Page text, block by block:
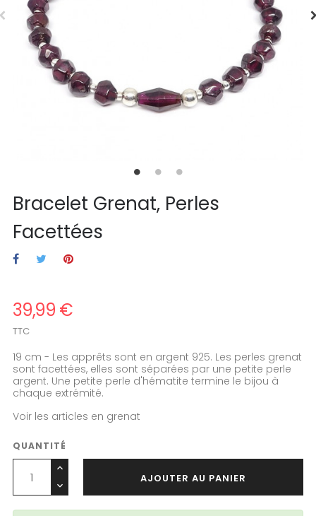
Bracelet Grenat, Perles
Facettées
39,99 €
TTC
19 cm - Les apprêts sont en argent 925. Les perles grenat
sont facettées, elles sont séparées par une petite perle
argent. Une petite perle d'hématite termine le bijou à
chaque extrémité.
Voir les articles en grenat
QUANTITÉ
AJOUTER AU PANIER